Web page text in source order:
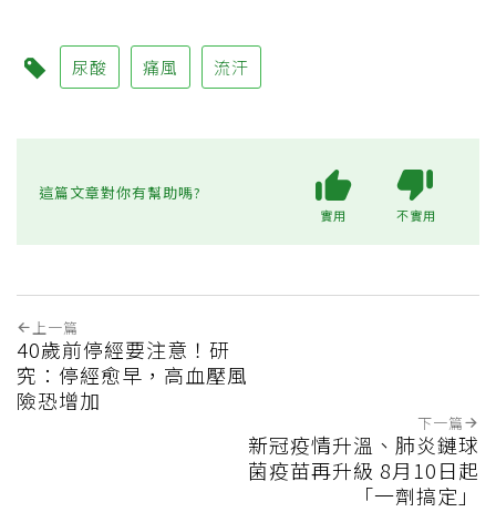
尿酸 痛風 流汗
這篇文章對你有幫助嗎?
實用 不實用
上一篇
40歲前停經要注意！研
究：停經愈早，高血壓風
險恐增加
下一篇
新冠疫情升溫、肺炎鏈球
菌疫苗再升級 8月10日起
「一劑搞定」